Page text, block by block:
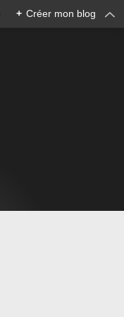
+ Créer mon blog